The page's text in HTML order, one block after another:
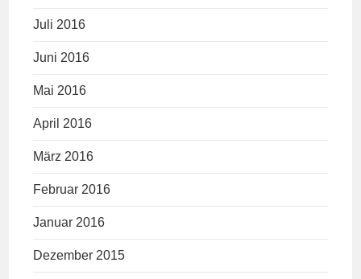
Juli 2016
Juni 2016
Mai 2016
April 2016
März 2016
Februar 2016
Januar 2016
Dezember 2015